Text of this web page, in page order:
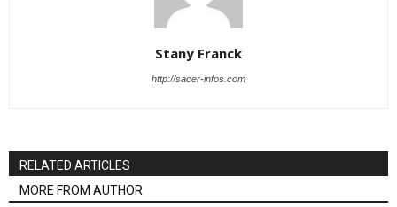
Stany Franck
http://sacer-infos.com
RELATED ARTICLES
MORE FROM AUTHOR